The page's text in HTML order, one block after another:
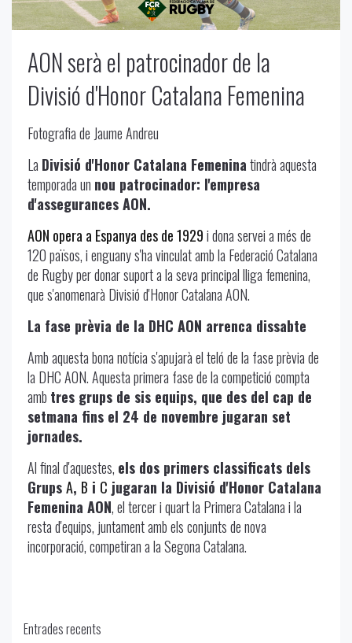
AON serà el patrocinador de la
Divisió d'Honor Catalana Femenina
Fotografia de Jaume Andreu
La Divisió d'Honor Catalana Femeninatindrà aquesta
temporada un nou patrocinador: l'empresa
d'assegurances AON.
AON opera a Espanya des de 1929i dona servei a més de
120 països, i enguany s'ha vinculat amb la Federació Catalana
de Rugby per donar suport a la seva principal lliga femenina,
que s'anomenarà Divisió d'Honor Catalana AON.
La fase prèvia de la DHC AON arrenca dissabte
Amb aquesta bona notícia s'apujarà el teló de la fase prèvia de
la DHC AON. Aquesta primera fase de la competició compta
amb tres grups de sis equips, que des del cap de
setmana fins el 24 de novembre jugaran set
jornades.
Al final d'aquestes, els dos primers classificats dels
GrupsA, B i C jugaran la Divisió d'Honor Catalana
Femenina AON, el tercer i quart la Primera Catalana i la
resta d'equips, juntament amb els conjunts de nova
incorporació, competiran a la Segona Catalana.
Entrades recents